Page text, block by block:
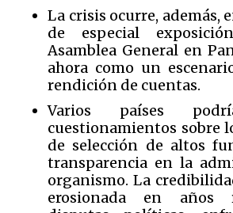
La crisis ocurre, además,
de especial
Asamblea General en
ahora como un
rendición de cuentas.
Varios países
cuestionamientos sobre
de selección de altos
transparencia en la
organismo. La
erosionada en años